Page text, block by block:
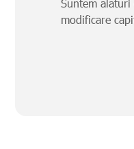
Suntem
modificare